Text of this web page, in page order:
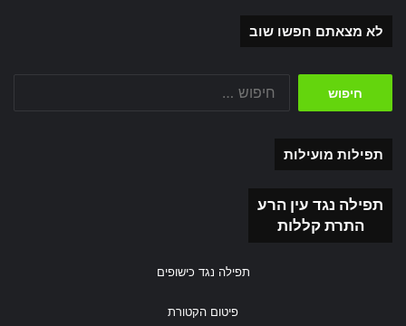
לא מצאתם חפשו שוב
תפילות מועילות
תפילה נגד עין הרע
התרת קללות
תפילה נגד כישופים
פיטום הקטורת